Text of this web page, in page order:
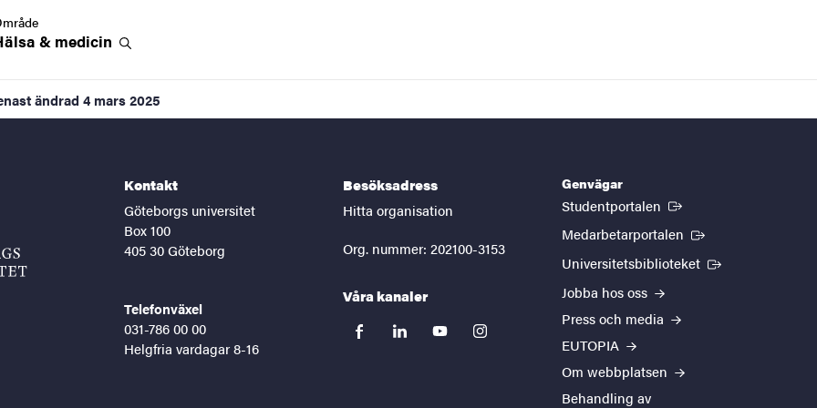
& medicin
ändrad 4 mars 2025
Kontakt
Göteborgs universitet
Box 100
405 30 Göteborg
Telefonväxel
031-786 00 00
Helgfria vardagar 8-16
Besöksadress
Hitta organisation
Org. nummer: 202100-3153
Våra kanaler
facebooklinkedinyoutubeinstagram
Genvägar
Studentportalen (Extern länk)
Medarbetarportalen (Extern länk)
Universitetsbiblioteket (Extern länk)
Jobba hos oss
Press och media
EUTOPIA
Om webbplatsen
Behandling av